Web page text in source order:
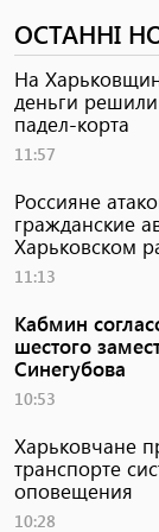
ОСТАННІ
На
деньги
падел-корта
11:57
Россияне
гражданские
Харьковском
11:13
Кабмин
шестого
Синегубова
10:53
Харьковчане
транспорте
оповещения
10:28